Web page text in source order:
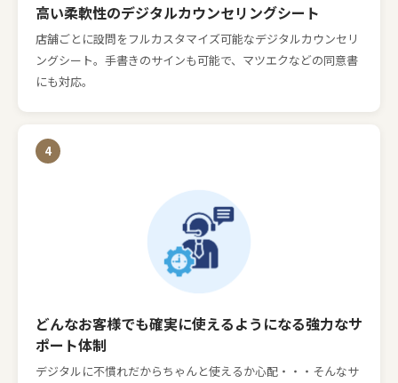
高い柔軟性のデジタルカウンセリングシート
店舗ごとに設問をフルカスタマイズ可能なデジタルカウンセリ
ングシート。 手書きのサインも可能で、マツエクなどの同意書
にも対応。
どんなお客様でも確実に使えるようになる強力なサ
ポート体制
デジタルに不慣れだからちゃんと使えるか心配・・・ そんなサ